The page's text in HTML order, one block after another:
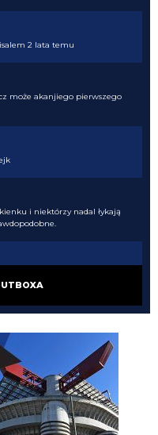
2 lata temu
może akanjiego pierwszego
i niektórzy nadal łykają
juz dawno dali sobie spokoj